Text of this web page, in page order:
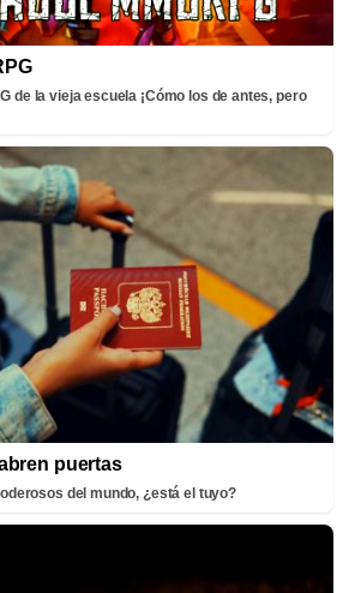
de la vieja escuela ¡Cómo los de antes, pero
puertas
del mundo, ¿está el tuyo?